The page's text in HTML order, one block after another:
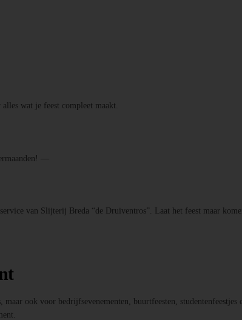
wat je feest compleet maakt.
—
van Slijterij Breda “de Druiventros”. Laat het feest maar
ook voor bedrijfsevenementen, buurtfeesten,